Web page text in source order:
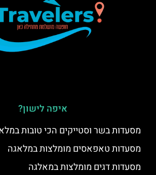
איפה לישון?
מסעדות בשר וסטייקים הכי טובות
מסעדות טאפאסים מומלצות במלאגה
מסעדות דגים מומלצות במאלגה